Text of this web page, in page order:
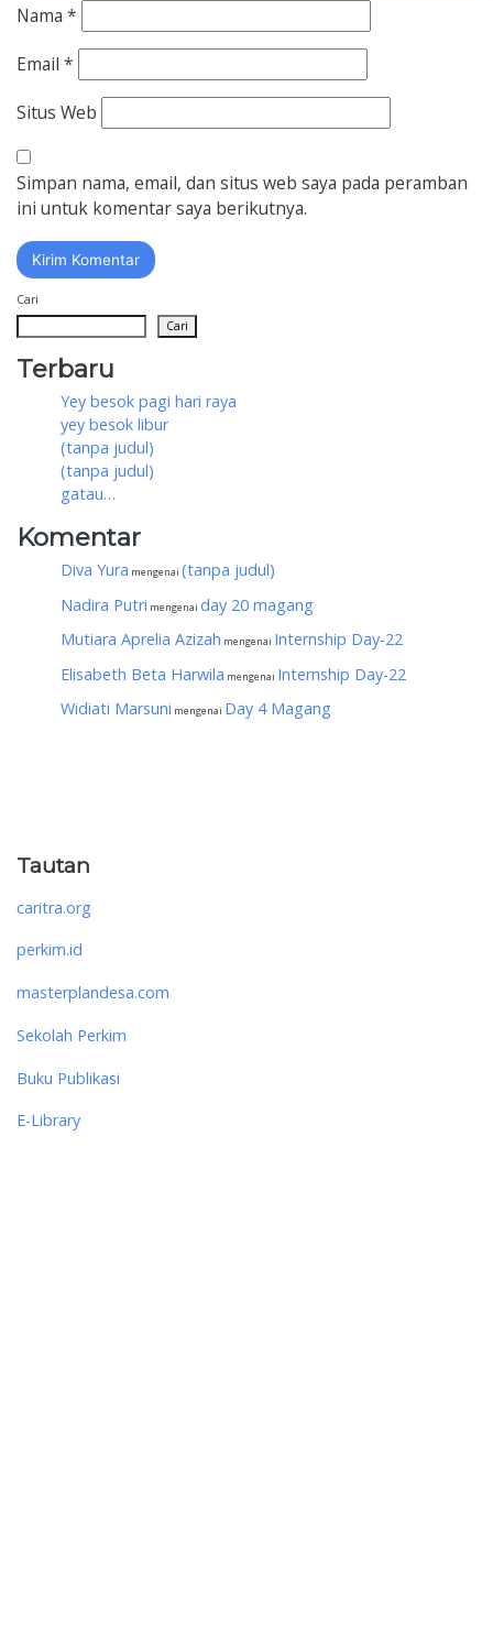
Nama *
Email *
Situs Web
Simpan nama, email, dan situs web saya pada peramban
ini untuk komentar saya berikutnya.
Cari
Cari
Terbaru
Yey besok pagi hari raya
yey besok libur
(tanpa judul)
(tanpa judul)
gatau…
Komentar
Diva Yura mengenai (tanpa judul)
Nadira Putri mengenai day 20 magang
Mutiara Aprelia Azizah mengenai Internship Day-22
Elisabeth Beta Harwila mengenai Internship Day-22
Widiati Marsuni mengenai Day 4 Magang
Tautan
caritra.org
perkim.id
masterplandesa.com
Sekolah Perkim
Buku Publikasi
E-Library